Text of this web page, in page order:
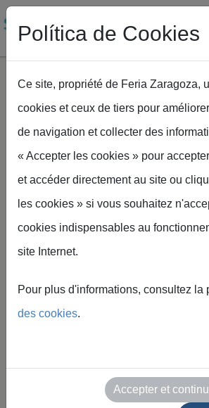
Aller au contenu principal
Fil d'Ariane
Espace
Política de Cookies
Ce site, propriété de Feria Zaragoza,
cookies et ceux de tiers pour
de navigation et collecter des
« Accepter les cookies » pour
et accéder directement au site ou
les cookies » si vous souhaitez
cookies indispensables au
site Internet.
Pour plus d'informations, consultez la
des cookies.
Accepter et